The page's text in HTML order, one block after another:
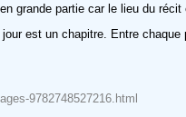
grande partie car le lieu du
est un chapitre. Entre
9782748527216.html